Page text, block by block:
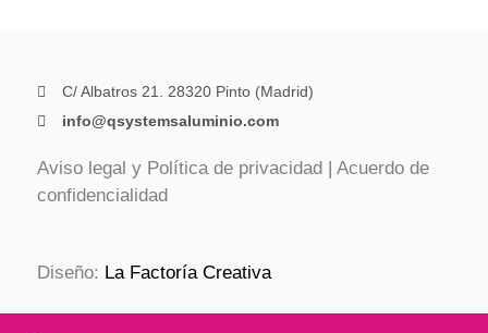
C/ Albatros 21. 28320 Pinto (Madrid)
info@qsystemsaluminio.com
Aviso legal y Política de privacidad | Acuerdo de
confidencialidad
Diseño: La Factoría Creativa